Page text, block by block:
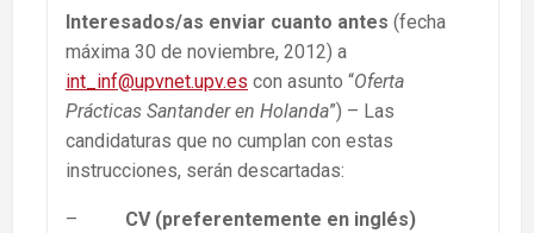
Interesados/as enviar cuanto antes (fecha
máxima 30 de noviembre, 2012) a
int_inf@upvnet.upv.es con asunto “Oferta
Prácticas Santander en Holanda”) – Las
candidaturas que no cumplan con estas
instrucciones, serán descartadas:
– CV (preferentemente en inglés)